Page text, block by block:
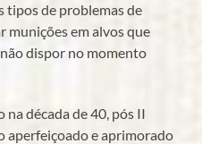
de problemas de
munições em alvos que
dispor no momento
década de 40, pós II
aperfeiçoado e aprimorado